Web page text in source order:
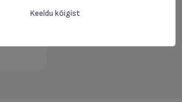
Keeldu kõigist